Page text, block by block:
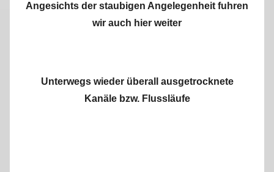
Angesichts der staubigen Angelegenheit fuhren
wir auch hier weiter
Unterwegs wieder überall ausgetrocknete
Kanäle bzw. Flussläufe